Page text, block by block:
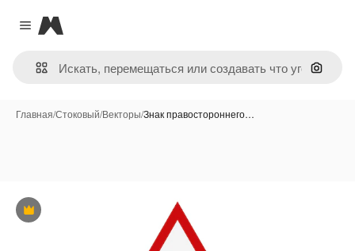
Close menu
Magnific
Поиск
Главная/Стоковый/Векторы/Знак правостороннего…
Премиум